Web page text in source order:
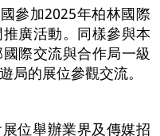
參加2025年柏林國際
廣活動。同樣參與本
際交流與合作局一級
局的展位參觀交流。
位舉辦業界及傳媒招